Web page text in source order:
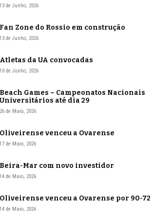
13 de Junho, 2026
Fan Zone do Rossio em construção
13 de Junho, 2026
Atletas da UA convocadas
10 de Junho, 2026
Beach Games – Campeonatos Nacionais
Universitários até dia 29
26 de Maio, 2026
Oliveirense venceu a Ovarense
17 de Maio, 2026
Beira-Mar com novo investidor
14 de Maio, 2026
Oliveirense venceu a Ovarense por 90-72
14 de Maio, 2026